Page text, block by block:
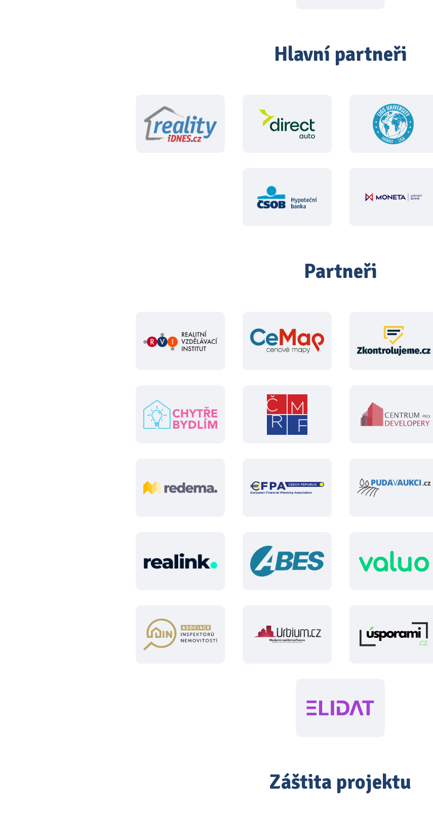
Hlavní partneři
Partneři
Záštita projektu